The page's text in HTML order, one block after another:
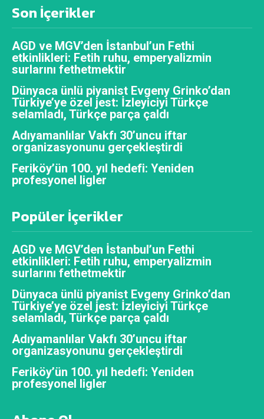
Son İçerikler
AGD ve MGV’den İstanbul’un Fethi
etkinlikleri: Fetih ruhu, emperyalizmin
surlarını fethetmektir
Dünyaca ünlü piyanist Evgeny Grinko’dan
Türkiye’ye özel jest: İzleyiciyi Türkçe
selamladı, Türkçe parça çaldı
Adıyamanlılar Vakfı 30’uncu iftar
organizasyonunu gerçekleştirdi
Feriköy’ün 100. yıl hedefi: Yeniden
profesyonel ligler
Popüler İçerikler
AGD ve MGV’den İstanbul’un Fethi
etkinlikleri: Fetih ruhu, emperyalizmin
surlarını fethetmektir
Dünyaca ünlü piyanist Evgeny Grinko’dan
Türkiye’ye özel jest: İzleyiciyi Türkçe
selamladı, Türkçe parça çaldı
Adıyamanlılar Vakfı 30’uncu iftar
organizasyonunu gerçekleştirdi
Feriköy’ün 100. yıl hedefi: Yeniden
profesyonel ligler